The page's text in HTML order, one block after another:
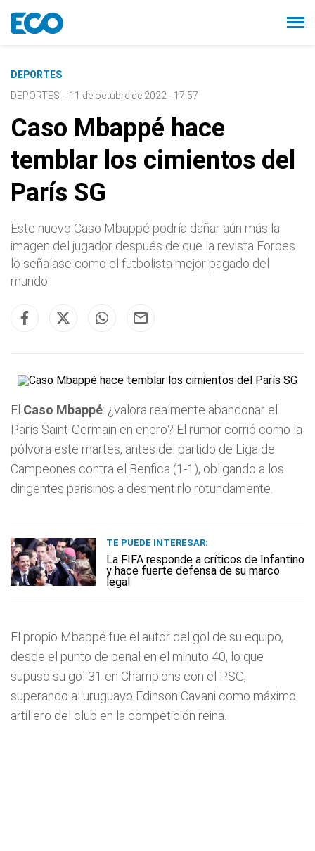
DEPORTES
DEPORTES - 11 de octubre de 2022 - 17:57
Caso Mbappé hace
temblar los cimientos del
París SG
Este nuevo Caso Mbappé podría dañar aún más la
imagen del jugador después de que la revista Forbes
lo señalase como el futbolista mejor pagado del
mundo
El Caso Mbappé: ¿valora realmente abandonar el
París Saint-Germain en enero? El rumor corrió como la
pólvora este martes, antes del partido de Liga de
Campeones contra el Benfica (1-1), obligando a los
dirigentes parisinos a desmentirlo rotundamente.
TE PUEDE INTERESAR:
La FIFA responde a críticos de Infantino
y hace fuerte defensa de su marco
legal
El propio Mbappé fue el autor del gol de su equipo,
desde el punto de penal en el minuto 40, lo que
supuso su gol 31 en Champions con el PSG,
superando al uruguayo Edinson Cavani como máximo
artillero del club en la competición reina.